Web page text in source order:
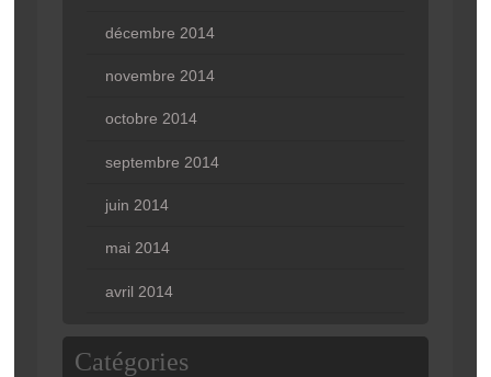
décembre 2014
novembre 2014
octobre 2014
septembre 2014
juin 2014
mai 2014
avril 2014
Catégories